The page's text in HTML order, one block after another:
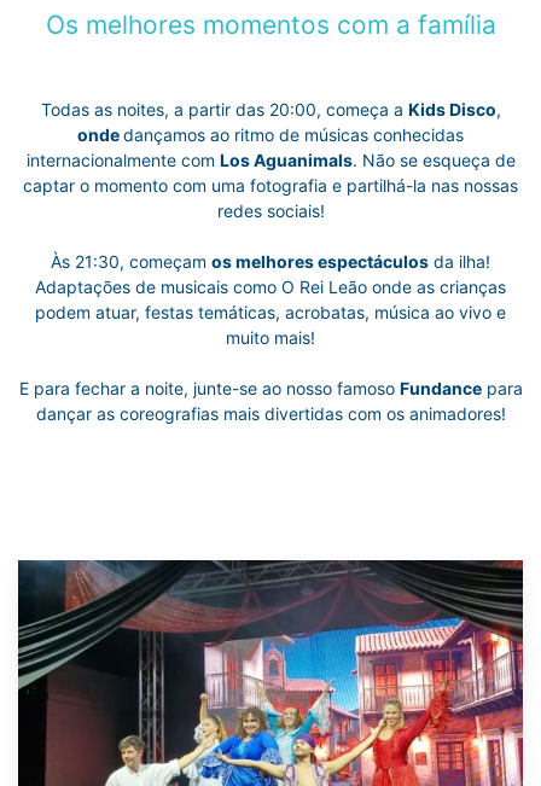
Os melhores momentos com a família
Todas as noites, a partir das 20:00, começa a Kids Disco,
ondedançamos ao ritmo de músicas conhecidas
internacionalmente com Los Aguanimals. Não se esqueça de
captar o momento com uma fotografia e partilhá-la nas nossas
redes sociais!
Às 21:30, começam os melhores espectáculos da ilha!
Adaptações de musicais como O Rei Leão onde as crianças
podem atuar, festas temáticas, acrobatas, música ao vivo e
muito mais!
E para fechar a noite, junte-se ao nosso famoso Fundancepara
dançar as coreografias mais divertidas com os animadores!